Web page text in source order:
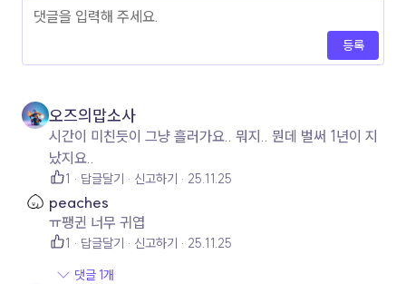
등록
오즈의맙소사
시간이 미친듯이 그냥 흘러가요.. 뭐지.. 뭔데 벌써 1년이 지
났지요..
1 답글달기 신고하기 25.11.25
peaches
ㅠ팽귄 너무 귀엽
1 답글달기 신고하기
25.11.25
댓글 1개